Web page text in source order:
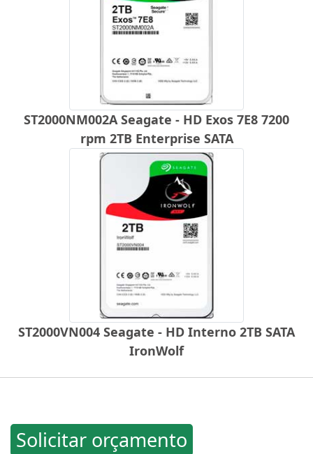
ST2000NM002A Seagate - HD Exos 7E8 7200
rpm 2TB Enterprise SATA
ST2000VN004 Seagate - HD Interno 2TB SATA
IronWolf
Solicitar orçamento